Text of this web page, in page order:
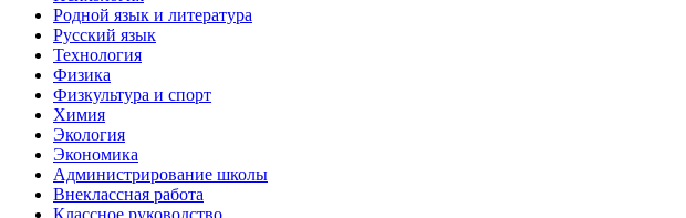
Родной язык и литература
Русский язык
Технология
Физика
Физкультура и спорт
Химия
Экология
Экономика
Администрирование школы
Внеклассная работа
Классное руководство